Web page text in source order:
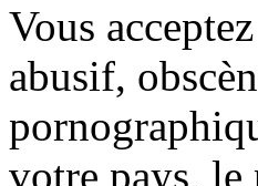
Vous
abusif,
votre pays, le